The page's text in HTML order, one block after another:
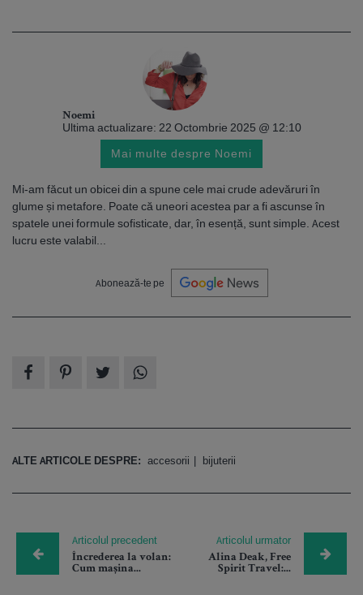
Noemi
Ultima actualizare: 22 Octombrie 2025 @ 12:10
Mai multe despre Noemi
Mi-am făcut un obicei din a spune cele mai crude adevăruri în
glume și metafore. Poate că uneori acestea par a fi ascunse în
spatele unei formule sofisticate, dar, în esență, sunt simple. Acest
lucru este valabil...
Abonează-te pe
ALTE ARTICOLE DESPRE: accesorii bijuterii
Articolul precedent
Încrederea la volan:
Cum mașina...
Articolul urmator
Alina Deak, Free
Spirit Travel:...